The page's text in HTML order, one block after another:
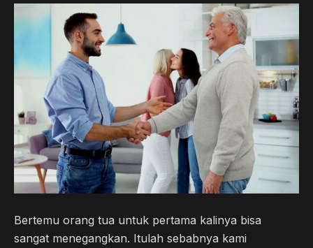
Bertemu orang tua untuk pertama kalinya bisa
sangat menegangkan. Itulah sebabnya kami